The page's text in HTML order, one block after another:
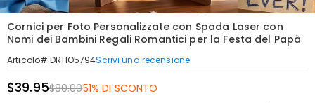
Cornici per Foto Personalizzate con Spada Laser con
Nomi dei Bambini Regali Romantici per la Festa del Papà
Articolo#:DRHO5794Scrivi una recensione
$39.95$80.0051% DI SCONTO